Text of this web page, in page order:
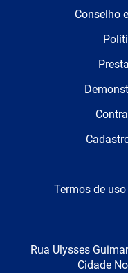
Conselho
Termos de
Rua Ulysses
Cidade